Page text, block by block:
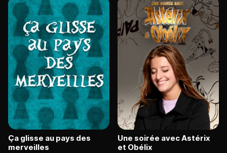
Ça glisse au pays des
merveilles
Une soirée avec Astérix
et Obélix